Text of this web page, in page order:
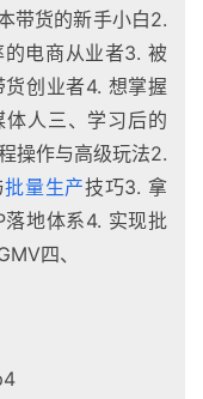
带货的新手小白2.
电商从业者3. 被
创业者4. 想掌握
人三、学习后的
操作与高级玩法2.
批量生产技巧3. 拿
地体系4. 实现批
四、